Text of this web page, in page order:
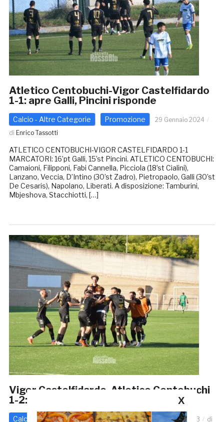
Atletico Centobuchi-Vigor Castelfidardo
1-1: apre Galli, Pincini risponde
Calcio - Altre Categorie Promozione
29 Gennaio 2024
di Enrico Tassotti
ATLETICO CENTOBUCHI-VIGOR CASTELFIDARDO 1-1
MARCATORI: 16’pt Galli, 15’st Pincini. ATLETICO CENTOBUCHI:
Camaioni, Filipponi, Fabi Cannella, Picciola (18’st Cialini),
Lanzano, Veccia, D’Intino (30’st Zadro), Pietropaolo, Galli (30’st
De Cesaris), Napolano, Liberati. A disposizione: Tamburini,
Mbjeshova, Stacchiotti, […]
Vigor Castelfidardo-Atletico Centobuchi
1-2: Galli e Cialini per la prima vittoria
Calcio - Altre Categorie Promozione 2 Ottobre 2023 di
X